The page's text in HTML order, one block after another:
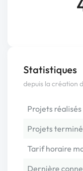
Statistiques
depuis la création
Projets réalisés
Projets
Tarif horaire
Dernière